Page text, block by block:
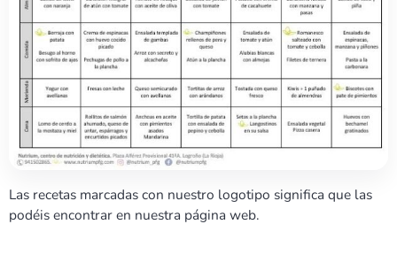
Las recetas marcadas con nuestro logotipo significa que las
podéis encontrar en nuestra página web.